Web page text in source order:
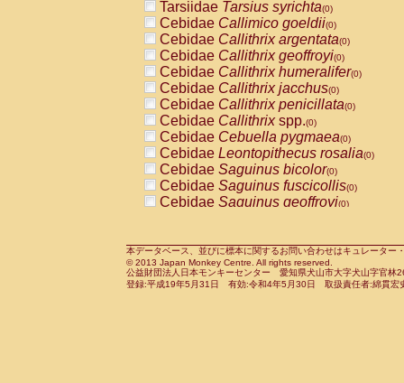
PitheciidaeCallicebus donacophilus
PitheciidaeCallicebus moloch
PitheciidaeCallicebus torquatus
PitheciidaeCallicebusspp.(0)
PitheciidaeChiropotes satanas(0)
PitheciidaePithecia monachus
PitheciidaePithecia pithecia(0)
CercopithecidaeCercocebus agilis
CercopithecidaeCercocebus
CercopithecidaeCercocebus
CercopithecidaeCercocebus
CercopithecidaeCercocebus
CercopithecidaeCercocebushybrid
CercopithecidaePapio anubis(0)
CercopithecidaePapio cynocephalus
CercopithecidaePapio hamadryas(0)
Tarsiidae Tarsius syrichta(0)
Cebidae Callimico goeldii(0)
Cebidae Callithrix argentata(0)
Cebidae Callithrix geoffroyi(0)
Cebidae Callithrix humeralifer(0)
Cebidae Callithrix jacchus(0)
Cebidae Callithrix penicillata(0)
Cebidae Callithrixspp.(0)
Cebidae Cebuella pygmaea(0)
Cebidae Leontopithecus rosalia(0)
Cebidae Saguinus bicolor(0)
Cebidae Saguinus fuscicollis(0)
Cebidae Saguinus geoffroyi(0)
CebidaeSaguinus leucopus(0)
CebidaeSaguinus midas(0)
Cebidae Saguinus mystax(0)
本データベース、並びに標本に関するお問い合わせはキュレータ
© 2013 Japan Monkey Centre. All rights reserved.
公益財団法人日本モンキーセンター 愛知県犬山市大字犬山字官
登録:平成19年5月31日 有効:令和4年5月30日 取扱責任者:綿貫宏